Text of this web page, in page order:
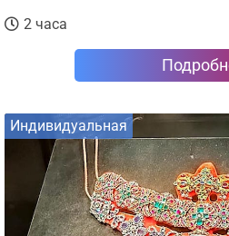
2 часа
Индивидуальная